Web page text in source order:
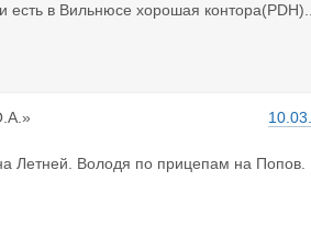
есть в Вильнюсе хорошая
Летней. Володя по прицепам на Попов.